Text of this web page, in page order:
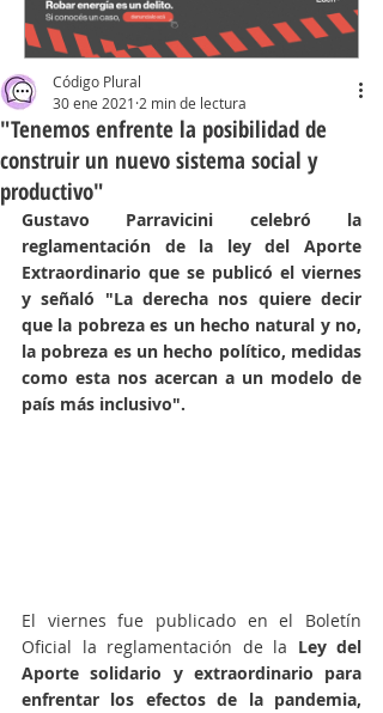
"Tenemos enfrente la posibilidad de
construir un nuevo sistema social y
productivo"
Código Plural
30 ene 2021 2 min de lectura
Gustavo Parravicini celebró la
reglamentación de la ley del Aporte
Extraordinario que se publicó el viernes
y señaló "La derecha nos quiere decir
que la pobreza es un hecho natural y no,
la pobreza es un hecho político, medidas
como esta nos acercan a un modelo de
país más inclusivo".
El viernes fue publicado en el Boletín
Oficial la reglamentación de la Ley del
Aporte solidario y extraordinario para
enfrentar los efectos de la pandemia,